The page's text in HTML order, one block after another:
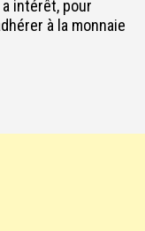
intérêt, pour
à la monnaie